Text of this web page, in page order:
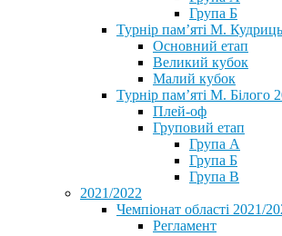
Група Б
Турнір пам’яті М.
Основний етап
Великий кубок
Малий кубок
Турнір пам’яті М. Білого
Плей-оф
Груповий етап
Група А
Група Б
Група В
2021/2022
Чемпіонат області 2021/
Регламент